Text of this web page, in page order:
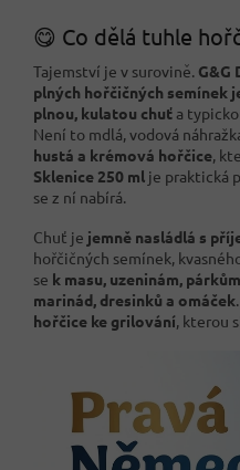
😋 Co dělá tuhle
Tajemství je v surovině. G&G
plných hořčičných semínek
plnou, kulatou chuť a
Není to mdlá, vodová
hustá a krémová hořčice,
Sklenice 250 ml je praktická
se z ní nabírá.
Chuť je jemně nasládlá s
hořčičných semínek,
se k masu, uzeninám,
marinád, dresinků a omáček
hořčice ke grilování, kterou